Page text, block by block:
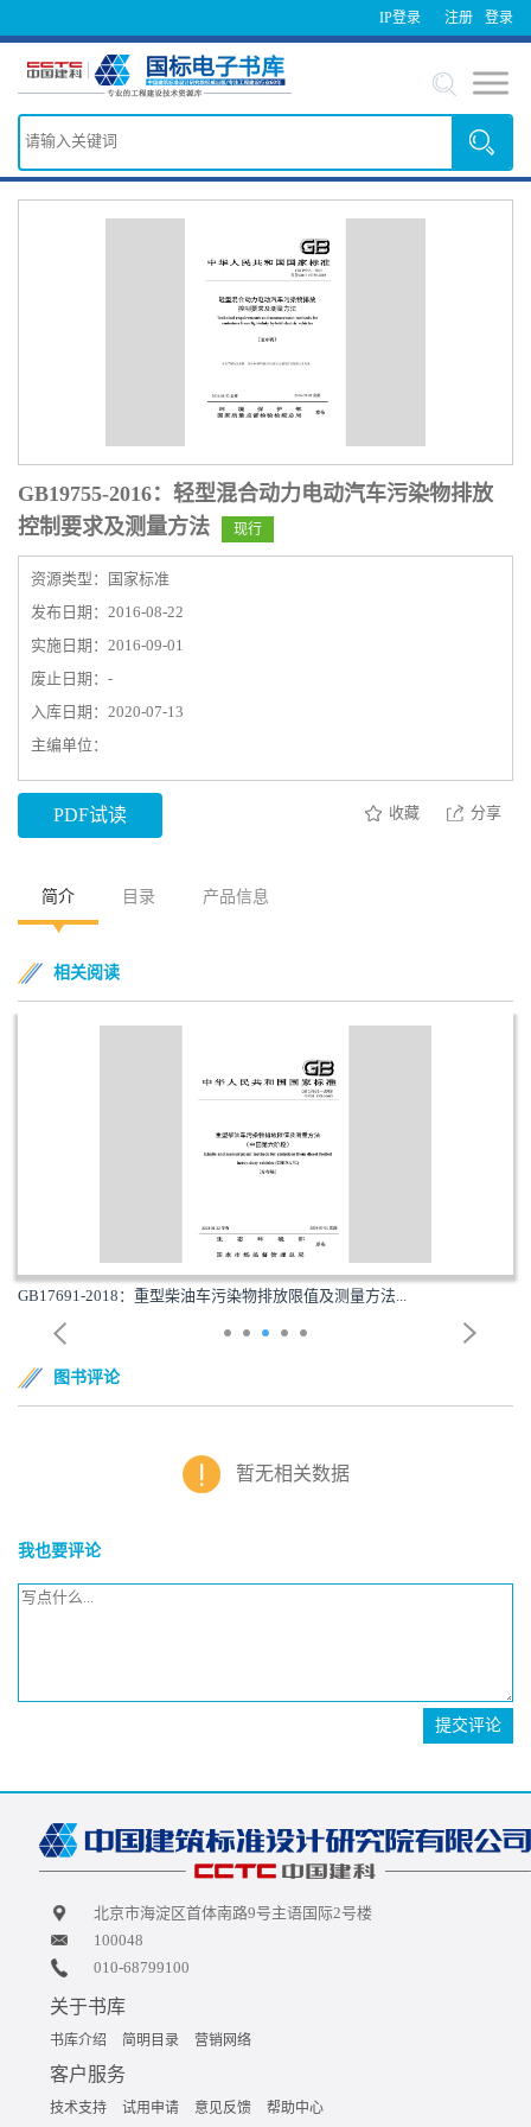
IP登录 登录
注册
GB19755-2016：轻型混合动力电动汽车污染物排放
控制要求及测量方法
现行
资源类型：国家标准
发布日期：2016-08-22
实施日期：2016-09-01
废止日期：-
入库日期：2020-07-13
主编单位：
PDF试读 收藏 分享
简介 目录 产品信息
相关阅读
GB17691-2018：重型柴油车污染物排放限值及测量方法...
图书评论
暂无相关数据
我也要评论
提交评论
北京市海淀区首体南路9号主语国际2号楼
100048
010-68799100
关于书库
书库介绍 简明目录 营销网络
客户服务
技术支持 试用申请 意见反馈 帮助中心